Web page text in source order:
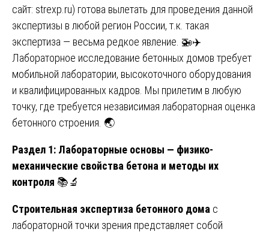
сайт: strexp.ru) готова вылетать для проведения данной
экспертизы в любой регион России, т.к. такая
экспертиза — весьма редкое явление. 🚁✈️
Лабораторное исследование бетонных домов требует
мобильной лаборатории, высокоточного оборудования
и квалифицированных кадров. Мы прилетим в любую
точку, где требуется независимая лабораторная оценка
бетонного строения. 🌏
Раздел 1: Лабораторные основы — физико-
механические свойства бетона и методы их
контроля 📚🔬
Строительная экспертиза бетонного дома с
лабораторной точки зрения представляет собой